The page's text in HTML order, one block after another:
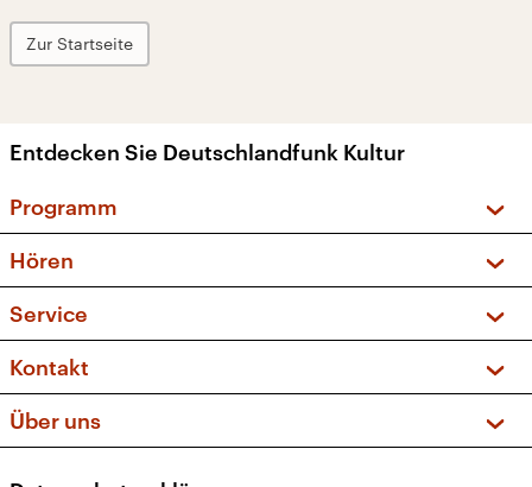
Zur Startseite
Entdecken Sie Deutschlandfunk Kultur
Programm
Sendungen und Podcasts
Musikliste
Kakadu – Das Kinderprogramm
Hören
Frequenzen (UKW + DAB+)
Service
FAQ
Apps
Newsletter
Kontakt
Social Media
Über uns